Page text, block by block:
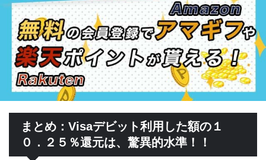
まとめ：Visaデビット利用した額の１
０．２５％還元は、驚異的水準！！